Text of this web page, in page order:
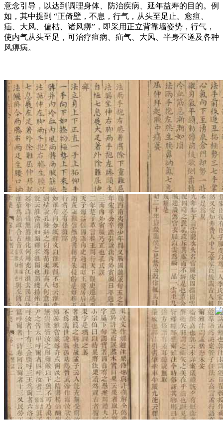
意念引导，以达到调理身体、防治疾病、延年益寿的目的。例
如，其中提到 “正倚壁，不息，行气，从头至足止。愈疽、
疝、大风、偏枯、诸风痹”，即采用正立背靠墙姿势，行气，
使内气从头至足，可治疗疽病、疝气、大风、半身不遂及各种
风痹病。